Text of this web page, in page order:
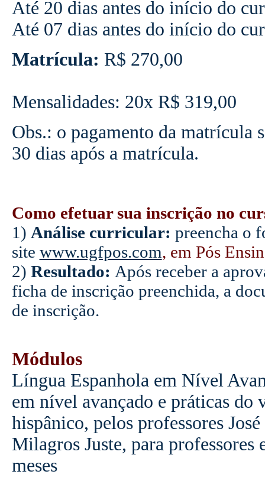
Até 20 dias antes do início do
Até 07 dias antes do início do
Matrícula: R$ 270,00
Mensalidades: 20x R$ 319,00
Obs.: o pagamento da matrícula
30 dias após a matrícula.
Como efetuar sua inscrição no
1) Análise curricular: preencha o
site www.ugfpos.com, em Pós
2) Resultado: Após receber a
ficha de inscrição preenchida, a
de inscrição.
Módulos
Língua Espanhola em Nível
em nível avançado e práticas
hispânico, pelos professores
Milagros Juste, para
meses